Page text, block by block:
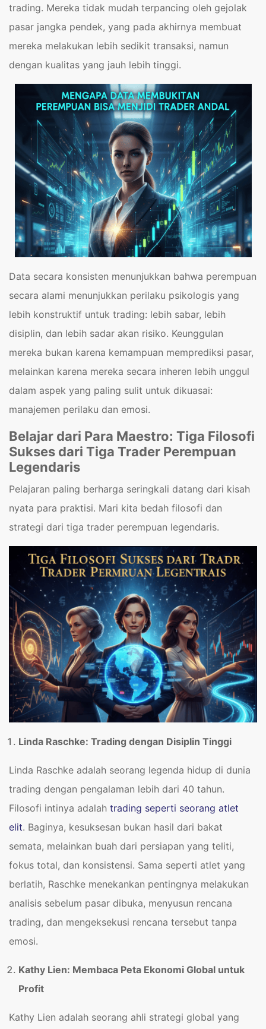
trading. Mereka tidak mudah terpancing oleh gejolak
pasar jangka pendek, yang pada akhirnya membuat
mereka melakukan lebih sedikit transaksi, namun
dengan kualitas yang jauh lebih tinggi.
Data secara konsisten menunjukkan bahwa perempuan
secara alami menunjukkan perilaku psikologis yang
lebih konstruktif untuk trading: lebih sabar, lebih
disiplin, dan lebih sadar akan risiko. Keunggulan
mereka bukan karena kemampuan memprediksi pasar,
melainkan karena mereka secara inheren lebih unggul
dalam aspek yang paling sulit untuk dikuasai:
manajemen perilaku dan emosi.
Belajar dari Para Maestro: Tiga Filosofi
Sukses dari Tiga Trader Perempuan
Legendaris
Pelajaran paling berharga seringkali datang dari kisah
nyata para praktisi. Mari kita bedah filosofi dan
strategi dari tiga trader perempuan legendaris.
Linda Raschke: Trading dengan Disiplin Tinggi
Linda Raschke adalah seorang legenda hidup di dunia
trading dengan pengalaman lebih dari 40 tahun.
Filosofi intinya adalah trading seperti seorang atlet
elit. Baginya, kesuksesan bukan hasil dari bakat
semata, melainkan buah dari persiapan yang teliti,
fokus total, dan konsistensi. Sama seperti atlet yang
berlatih, Raschke menekankan pentingnya melakukan
analisis sebelum pasar dibuka, menyusun rencana
trading, dan mengeksekusi rencana tersebut tanpa
emosi.
Kathy Lien: Membaca Peta Ekonomi Global untuk
Profit
Kathy Lien adalah seorang ahli strategi global yang